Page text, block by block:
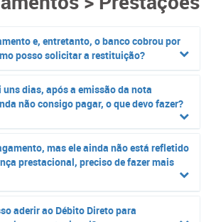
e, entretanto, o banco cobrou por
posso solicitar a restituição?
uns dias, após a emissão da nota
não consigo pagar, o que devo fazer?
mas ele ainda não está refletido
prestacional, preciso de fazer mais
aderir ao Débito Direto para